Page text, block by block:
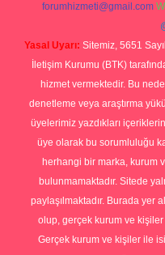
forumhizmeti@gmail.com
Yasal Uyarı: Sitemiz, 5651
İletişim Kurumu (BTK)
hizmet vermektedir. Bu
denetleme veya araştırma
üyelerimiz yazdıkları
üye olarak bu sorumluluğu
herhangi bir marka, kurum
bulunmamaktadır. Sitede
paylaşılmaktadır. Burada yer
olup, gerçek kurum ve kişiler
Gerçek kurum ve kişiler ile